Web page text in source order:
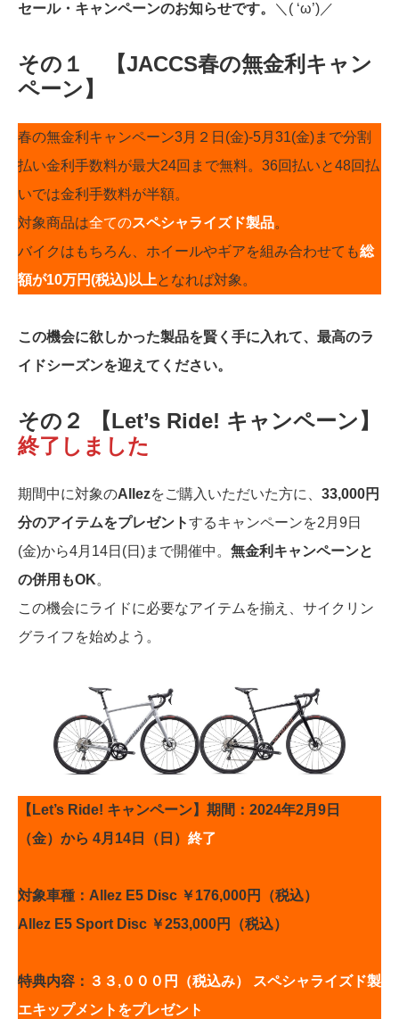
セール・キャンペーンのお知らせです。 ＼( ‘ω’)／
その１ 【JACCS春の無金利キャン
ペーン】
春の無金利キャンペーン3月２日(金)-5月31(金)まで分割
払い金利手数料が最大24回まで無料。36回払いと48回払
いでは金利手数料が半額。
対象商品は全てのスペシャライズド製品。
バイクはもちろん、ホイールやギアを組み合わせても総
額が10万円(税込)以上となれば対象。
この機会に欲しかった製品を賢く手に入れて、最高のラ
イドシーズンを迎えてください。
その２ 【Let’s Ride! キャンペーン】
終了しました
期間中に対象のAllezをご購入いただいた方に、 33,000円
分のアイテムをプレゼントするキャンペーンを2月9日
(金)から4月14日(日)まで開催中。 無金利キャンペーンと
の併用もOK。
この機会にライドに必要なアイテムを揃え、サイクリン
グライフを始めよう。
【Let’s Ride! キャンペーン】期間：2024年2月9日
（金）から 4月14日（日） 終了
対象車種：Allez E5 Disc ￥176,000円（税込）
Allez E5 Sport Disc ￥253,000円（税込）
特典内容： ３３,０００円（税込み）
スペシャライズド製
エキップメントをプレゼント